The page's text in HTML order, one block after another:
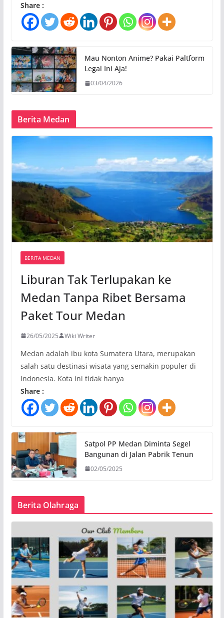
Share :
Mau Nonton Anime? Pakai Paltform
Legal Ini Aja!
03/04/2026
Berita Medan
BERITA MEDAN
Liburan Tak Terlupakan ke
Medan Tanpa Ribet Bersama
Paket Tour Medan
26/05/2025 Wiki Writer
Medan adalah ibu kota Sumatera Utara, merupakan
salah satu destinasi wisata yang semakin populer di
Indonesia. Kota ini tidak hanya
Share :
Satpol PP Medan Diminta Segel
Bangunan di Jalan Pabrik Tenun
02/05/2025
Berita Olahraga